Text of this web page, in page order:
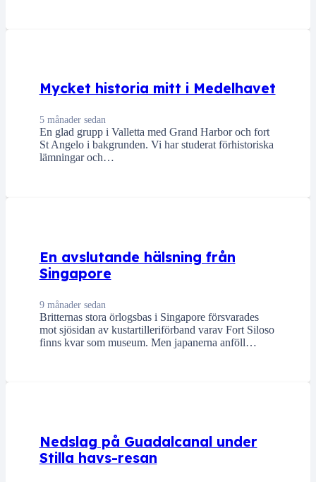
Mycket historia mitt i Medelhavet
5 månader sedan
En glad grupp i Valletta med Grand Harbor och fort
St Angelo i bakgrunden. Vi har studerat förhistoriska
lämningar och…
En avslutande hälsning från
Singapore
9 månader sedan
Britternas stora örlogsbas i Singapore försvarades
mot sjösidan av kustartilleriförband varav Fort Siloso
finns kvar som museum. Men japanerna anföll…
Nedslag på Guadalcanal under
Stilla havs-resan